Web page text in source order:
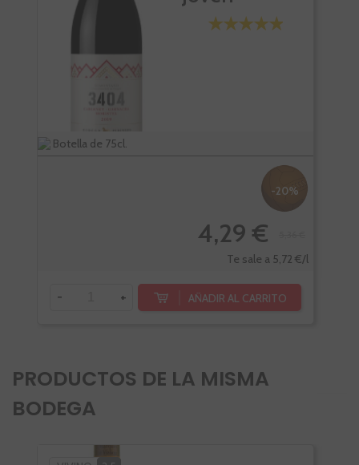
Botella de 75cl.
-20%
4,29 €
Te sale a 5,72 €/l
- + AÑADIR AL CARRITO
PRODUCTOS DE LA MISMA
BODEGA